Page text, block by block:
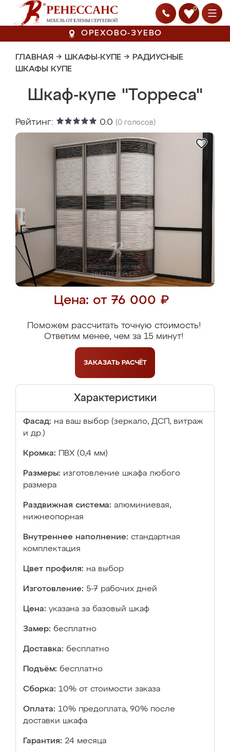
0
ОРЕХОВО-ЗУЕВО
ГЛАВНАЯ → ШКАФЫ-КУПЕ → РАДИУСНЫЕ
ШКАФЫ КУПЕ
Шкаф-купе "Торреса"
Рейтинг: 0.0 (0 голосов)
Цена: от 76 000 ₽
Поможем рассчитать точную стоимость!
Ответим менее, чем за 15 минут!
ЗАКАЗАТЬ РАСЧЁТ
Характеристики
Фасад: на ваш выбор (зеркало, ДСП, витраж
и др.)
Кромка: ПВХ (0,4 мм)
Размеры: изготовление шкафа любого
размера
Раздвижная система: алюминиевая,
нижнеопорная
Внутреннее наполнение: стандартная
комплектация
Цвет профиля: на выбор
Изготовление: 5-7 рабочих дней
Цена: указана за базовый шкаф
Замер: бесплатно
Доставка: бесплатно
Подъём: бесплатно
Сборка: 10% от стоимости заказа
Оплата: 10% предоплата, 90% после
доставки шкафа
Гарантия: 24 месяца